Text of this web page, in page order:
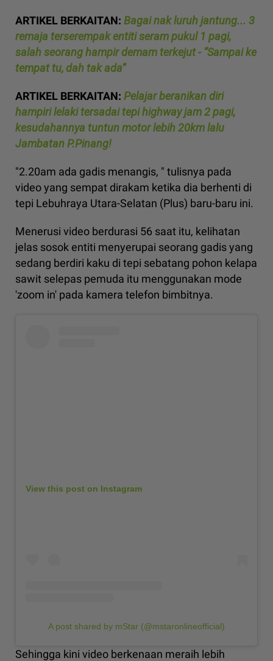
ARTIKEL BERKAITAN: Bagai nak luruh jantung... 3
remaja terserempak entiti seram pukul 1 pagi,
salah seorang hampir demam terkejut - “Sampai ke
tempat tu, dah tak ada”
ARTIKEL BERKAITAN: Pelajar beranikan diri
hampiri lelaki tersadai tepi highway jam 2 pagi,
kesudahannya tuntun motor lebih 20km lalu
Jambatan P.Pinang!
"2.20am ada gadis menangis, " tulisnya pada
video yang sempat dirakam ketika dia berhenti di
tepi Lebuhraya Utara-Selatan (Plus) baru-baru ini.
Menerusi video berdurasi 56 saat itu, kelihatan
jelas sosok entiti menyerupai seorang gadis yang
sedang berdiri kaku di tepi sebatang pohon kelapa
sawit selepas pemuda itu menggunakan mode
'zoom in' pada kamera telefon bimbitnya.
View this post on Instagram
A post shared by mStar (@mstaronlineofficial)
Sehingga kini video berkenaan meraih lebih